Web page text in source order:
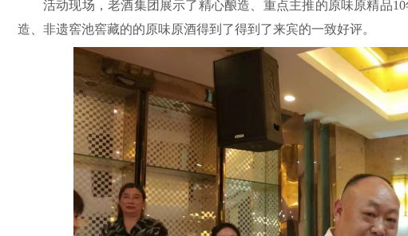
活动现场，老酒集团展示了精心酿造、重点主推的原味原精品
造、非遗窖池窖藏的的原味原酒得到了得到了来宾的一致好评。